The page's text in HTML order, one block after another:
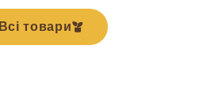
Всі товари